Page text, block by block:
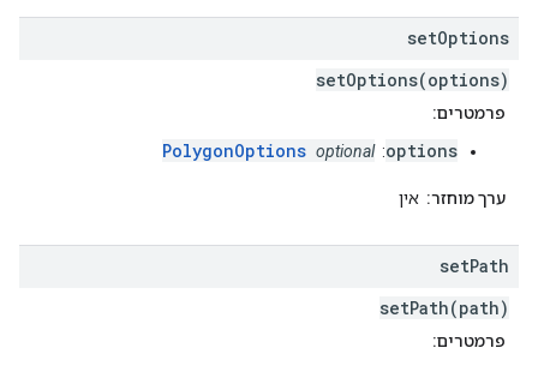
setOptions
setOptions(options)
פרמטרים:
options
:
PolygonOptions optional
ערך מוחזר: אין
setPath
setPath(path)
פרמטרים: